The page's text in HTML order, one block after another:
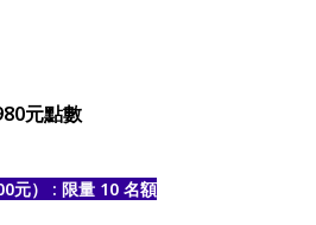
元點數
元） : 限量 10 名額